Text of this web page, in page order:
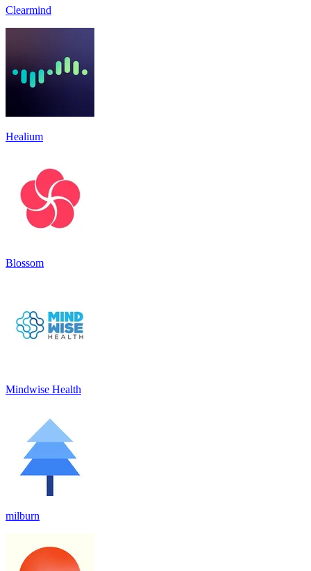
Clearmind
Healium
Blossom
Mindwise Health
milburn